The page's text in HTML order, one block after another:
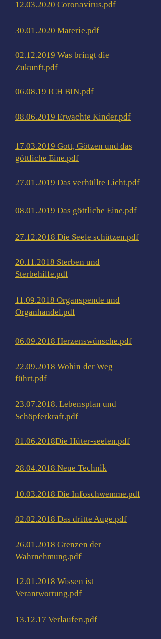
12.03.2020 Coronavirus.pdf
30.01.2020 Materie.pdf
02.12.2019 Was bringt die
Zukunft.pdf
06.08.19 ICH BIN.pdf
08.06.2019 Erwachte Kinder.pdf
17.03.2019 Gott, Götzen und das
göttliche Eine.pdf
27.01.2019 Das verhüllte Licht.pdf
08.01.2019 Das göttliche Eine.pdf
27.12.2018 Die Seele schützen.pdf
20.11.2018 Sterben und
Sterbehilfe.pdf
11.09.2018 Organspende und
Organhandel.pdf
06.09.2018 Herzenswünsche.pdf
22.09.2018 Wohin der Weg
führt.pdf
23.07.2018. Lebensplan und
Schöpferkraft.pdf
01.06.2018Die Hüter-seelen.pdf
28.04.2018 Neue Technik
10.03.2018 Die Infoschwemme.pdf
02.02.2018 Das dritte Auge.pdf
26.01.2018 Grenzen der
Wahrnehmung.pdf
12.01.2018 Wissen ist
Verantwortung.pdf
13.12.17 Verlaufen.pdf